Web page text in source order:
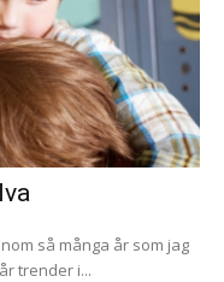
så många år som jag
trender i...